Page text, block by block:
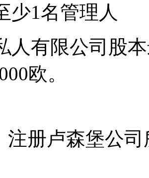
1名管理人
有限公司股本
欧。
卢森堡公司